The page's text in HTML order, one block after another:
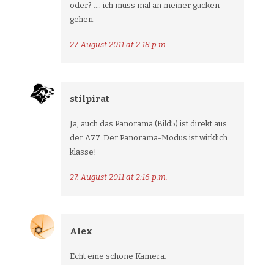
oder? …. ich muss mal an meiner gucken
gehen.
27. August 2011 at 2:18 p.m.
stilpirat
Ja, auch das Panorama (Bild5) ist direkt aus
der A77. Der Panorama-Modus ist wirklich
klasse!
27. August 2011 at 2:16 p.m.
Alex
Echt eine schöne Kamera.